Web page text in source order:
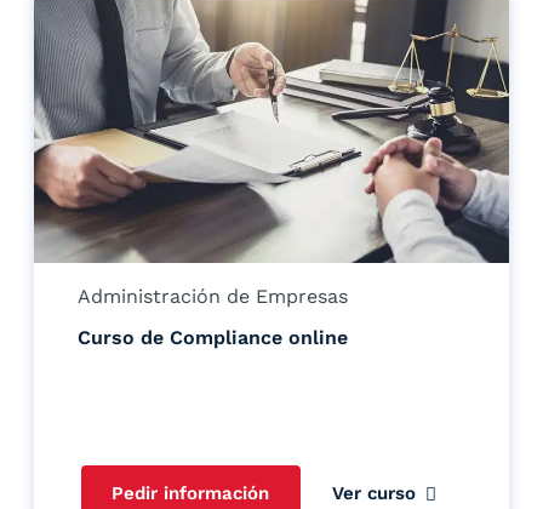
Administración de Empresas
Curso de Compliance online
Pedir información Ver curso